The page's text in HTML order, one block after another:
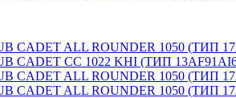
ALL ROUNDER 1050 (ТИП
CC 1022 KHI (ТИП
ALL ROUNDER 1050 (ТИП
ALL ROUNDER 1050 (ТИП